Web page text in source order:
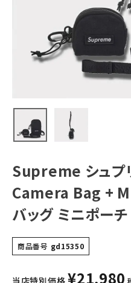
ラバッグ ミニポー
NEW ITEMS
Tシャツ・ロングスリーブ
パーカー・トレーナー
キャップ・ハット
ニット帽・ビーニー
その他バッグ類
スニーカー・ブーツ
Supreme シュプ
Camera Bag +
バッグ ミニポー
商品番号 gd15350
当店特別価格 ¥21,980